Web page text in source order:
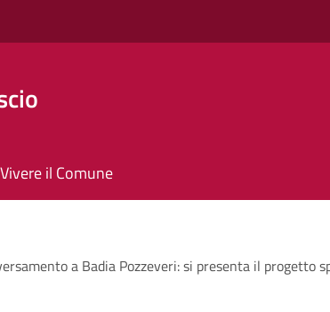
Vivere il Comune
a Badia Pozzeveri: si presenta il